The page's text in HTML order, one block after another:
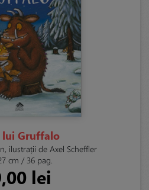
lui Gruffalo
ilustrații de Axel Scheffler
cm / 36 pag.
lei